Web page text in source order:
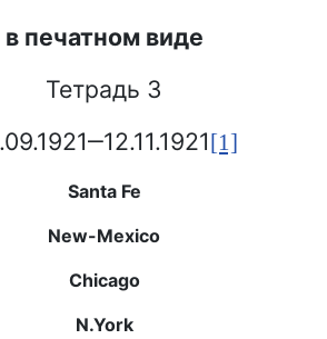
в печатном виде
Тетрадь 3
‒12.11.1921[1]
Santa Fe
New-Mexico
Chicago
N.York